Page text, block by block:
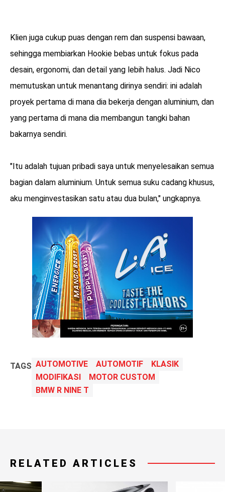
Klien juga cukup puas dengan rem dan suspensi bawaan,
sehingga membiarkan Hookie bebas untuk fokus pada
desain, ergonomi, dan detail yang lebih halus. Jadi Nico
memutuskan untuk menantang dirinya sendiri: ini adalah
proyek pertama di mana dia bekerja dengan aluminium, dan
yang pertama di mana dia membangun tangki bahan
bakarnya sendiri.
"Itu adalah tujuan pribadi saya untuk menyelesaikan semua
bagian dalam aluminium. Untuk semua suku cadang khusus,
aku menginvestasikan satu atau dua bulan," ungkapnya.
TAGS AUTOMOTIVE AUTOMOTIF
KLASIK
MODIFIKASI
MOTOR CUSTOM
BMW R NINE T
RELATED ARTICLES